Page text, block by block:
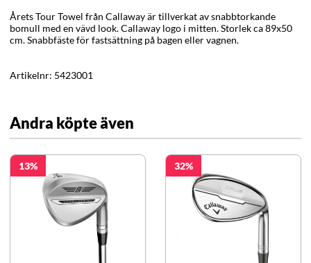
Årets Tour Towel från Callaway är tillverkat av snabbtorkande
bomull med en vävd look. Callaway logo i mitten. Storlek ca 89x50
cm. Snabbfäste för fastsättning på bagen eller vagnen.
Artikelnr: 5423001
Andra köpte även
13 32